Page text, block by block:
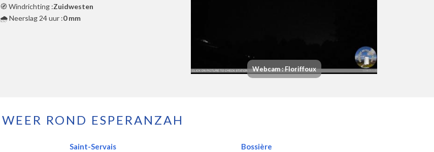
🧭 Windrichting :Zuidwesten
🌧️ Neerslag 24 uur :0 mm
Webcam : Floriffoux
WEER ROND ESPERANZAH
Saint-Servais
Bossière